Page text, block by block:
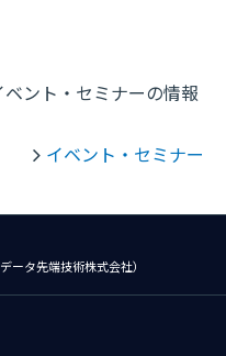
ント・セミナーの情報
イベント・セミナー
ータ先端技術株式会社）